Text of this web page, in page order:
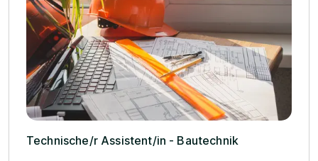
Technische/­r Assistent/­in - Bautechnik